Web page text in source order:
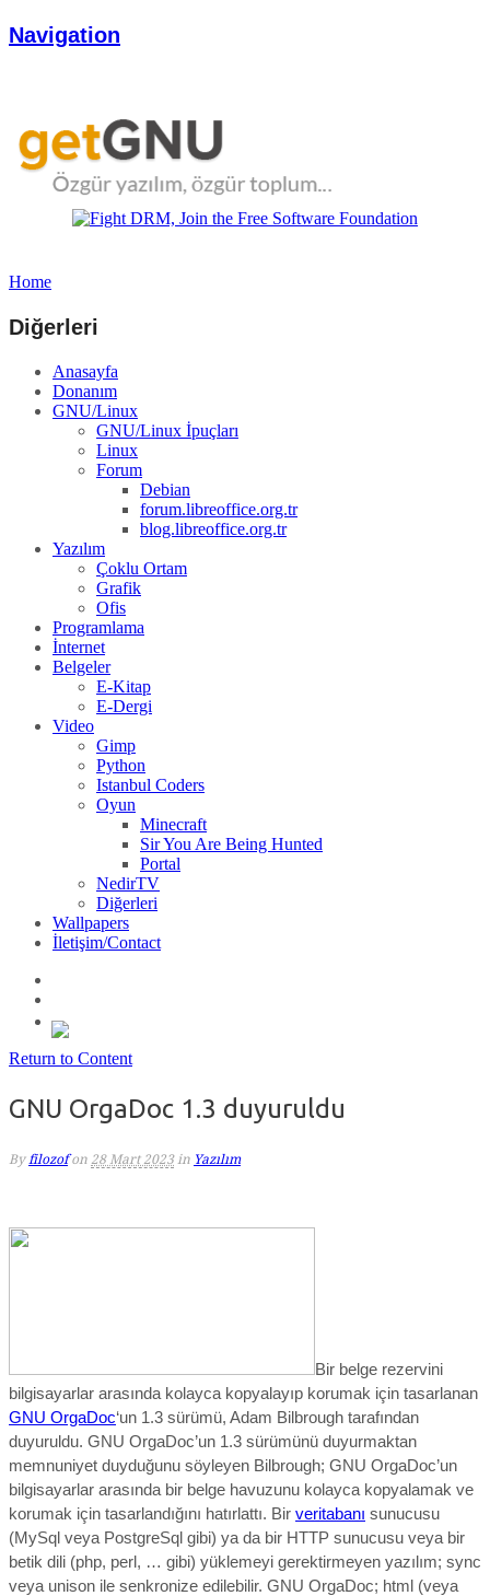
Navigation
Home
Diğerleri
Anasayfa
Donanım
GNU/Linux
GNU/Linux İpuçları
Linux
Forum
Debian
forum.libreoffice.org.tr
blog.libreoffice.org.tr
Yazılım
Çoklu Ortam
Grafik
Ofis
Programlama
İnternet
Belgeler
E-Kitap
E-Dergi
Video
Gimp
Python
Istanbul Coders
Oyun
Minecraft
Sir You Are Being Hunted
Portal
NedirTV
Diğerleri
Wallpapers
İletişim/Contact
Return to Content
GNU OrgaDoc 1.3 duyuruldu
By filozof on 28 Mart 2023 in Yazılım
Bir belge rezervini
bilgisayarlar arasında kolayca kopyalayıp korumak için tasarlanan
GNU OrgaDoc‘un 1.3 sürümü, Adam Bilbrough tarafından
duyuruldu. GNU OrgaDoc’un 1.3 sürümünü duyurmaktan
memnuniyet duyduğunu söyleyen Bilbrough; GNU OrgaDoc’un
bilgisayarlar arasında bir belge havuzunu kolayca kopyalamak ve
korumak için tasarlandığını hatırlattı. Bir veritabanı sunucusu
(MySql veya PostgreSql gibi) ya da bir HTTP sunucusu veya bir
betik dili (php, perl, … gibi) yüklemeyi gerektirmeyen yazılım; sync
veya unison ile senkronize edilebilir. GNU OrgaDoc; html (veya